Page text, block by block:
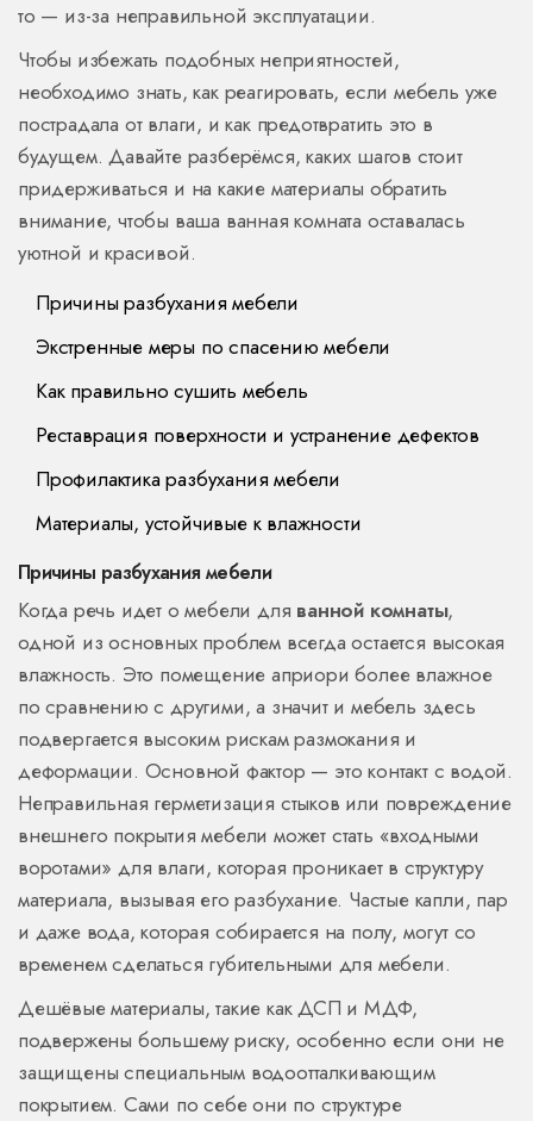
то — из-за неправильной эксплуатации.
Чтобы избежать подобных неприятностей,
необходимо знать, как реагировать, если мебель уже
пострадала от влаги, и как предотвратить это в
будущем. Давайте разберёмся, каких шагов стоит
придерживаться и на какие материалы обратить
внимание, чтобы ваша ванная комната оставалась
уютной и красивой.
Причины разбухания мебели
Экстренные меры по спасению мебели
Как правильно сушить мебель
Реставрация поверхности и устранение дефектов
Профилактика разбухания мебели
Материалы, устойчивые к влажности
Причины разбухания мебели
Когда речь идет о мебели для ванной комнаты,
одной из основных проблем всегда остается высокая
влажность. Это помещение априори более влажное
по сравнению с другими, а значит и мебель здесь
подвергается высоким рискам размокания и
деформации. Основной фактор — это контакт с водой.
Неправильная герметизация стыков или повреждение
внешнего покрытия мебели может стать «входными
воротами» для влаги, которая проникает в структуру
материала, вызывая его разбухание. Частые капли, пар
и даже вода, которая собирается на полу, могут со
временем сделаться губительными для мебели.
Дешёвые материалы, такие как ДСП и МДФ,
подвержены большему риску, особенно если они не
защищены специальным водоотталкивающим
покрытием. Сами по себе они по структуре